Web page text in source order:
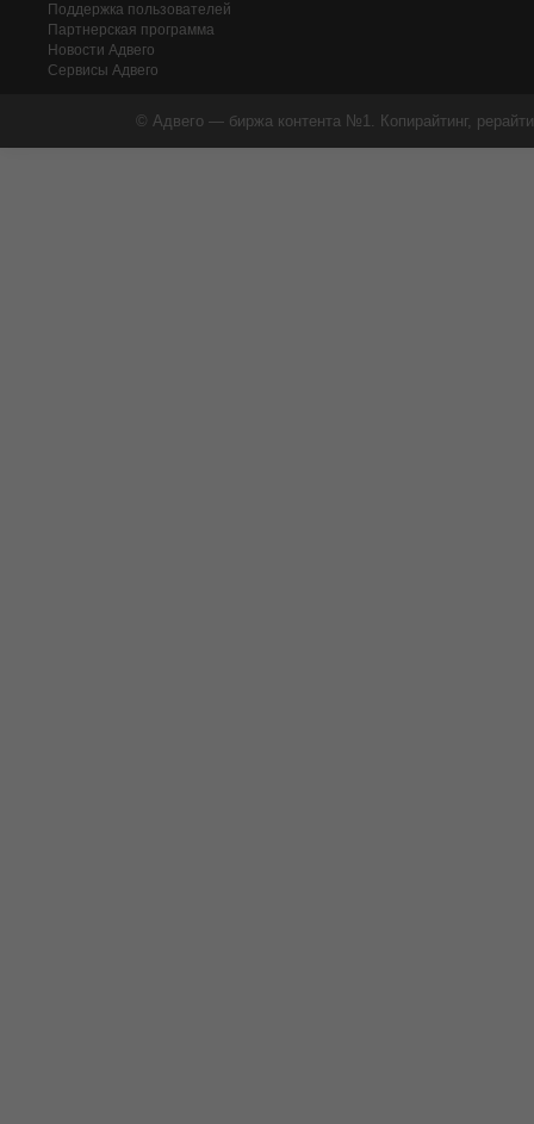
Поддержка пользователей
Партнерская программа
Новости Адвего
Сервисы Адвего
© Адвего — биржа контента №1. Копирайтинг,